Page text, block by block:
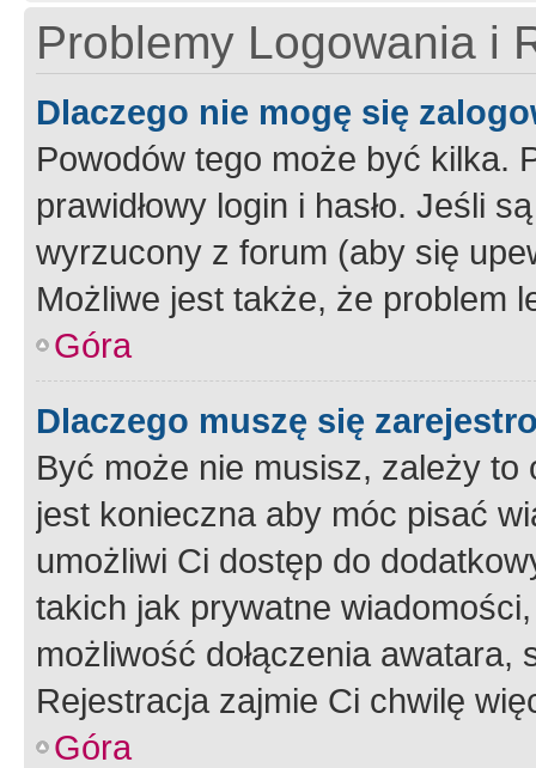
Problemy Logowania i
Dlaczego nie mogę się
Powodów tego może być kilka.
prawidłowy login i hasło. Jeśli
wyrzucony z forum (aby się
Możliwe jest także, że problem
Góra
Dlaczego muszę się
Być może nie musisz, zależy
jest konieczna aby móc pisać
umożliwi Ci dostęp do
takich jak prywatne
możliwość dołączenia
Rejestracja zajmie Ci chwilę
Góra